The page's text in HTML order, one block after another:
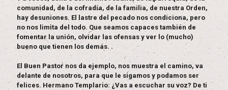
comunidad, de la cofradía, de la familia, de nuestra Orden,
hay desuniones. El lastre del pecado nos condiciona, pero
no nos limita del todo. Que seamos capaces también de
fomentar la unión, olvidar las ofensas y ver lo (mucho)
bueno que tienen los demás. .
El Buen Pastor nos da ejemplo, nos muestra el camino, va
delante de nosotros, para que le sigamos y podamos ser
felices. Hermano Templario: ¿Vas a escuchar su voz? De ti